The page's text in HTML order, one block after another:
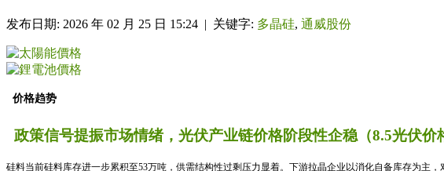
发布日期: 2026 年 02 月 25 日 15:24 | 关键字: 多晶硅, 通威股份
价格趋势
政策信号提振市场情绪，光伏产业链价格阶段性企稳（8.5光伏价
硅料当前硅料库存进一步累积至53万吨，供需结构性过剩压力显着。下游拉晶企业以消化自备库存为主